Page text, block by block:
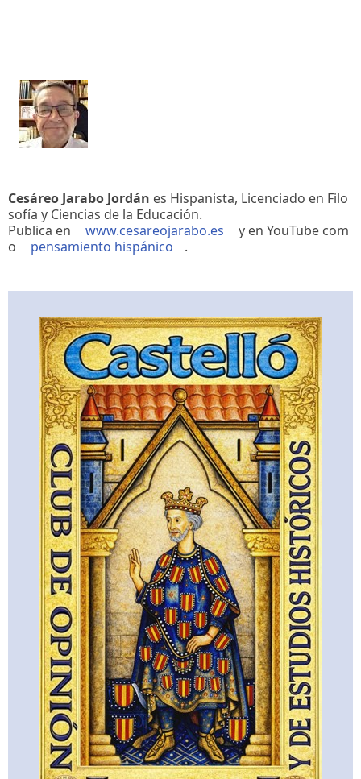
Cesáreo Jarabo Jordán es Hispanista, Licenciado en Filo
sofía y Ciencias de la Educación.
Publica en
www.cesareojarabo.es
y en YouTube com
o
pensamiento hispánico .